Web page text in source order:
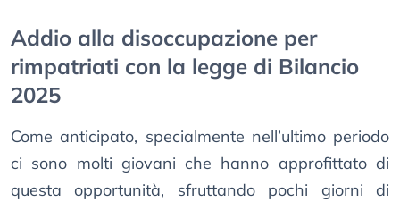
Addio alla disoccupazione per
rimpatriati con la legge di Bilancio
2025
Come anticipato, specialmente nell’ultimo periodo
ci sono molti giovani che hanno approfittato di
questa opportunità, sfruttando pochi giorni di